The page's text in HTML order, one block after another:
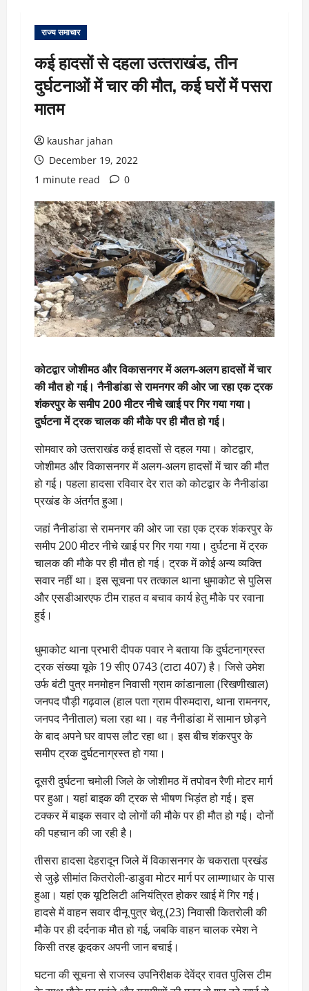
राज्य समाचार
कई हादसों से दहला उत्‍तराखंड, तीन
दुर्घटनाओं में चार की मौत, कई घरों में पसरा
मातम
kaushar jahan
December 19, 2022
1 minute read
0
कोटद्वार जोशीमठ और विकासनगर में अलग-अलग हादसों में चार
की मौत हो गई। नैनीडांडा से रामनगर की ओर जा रहा एक ट्रक
शंकरपुर के समीप 200 मीटर नीचे खाई पर गिर गया गया।
दुर्घटना में ट्रक चालक की मौके पर ही मौत हो गई।
सोमवार को उत्‍तराखंड कई हादसों से दहल गया। कोटद्वार,
जोशीमठ और विकासनगर में अलग-अलग हादसों में चार की मौत
हो गई। पहला हादसा रविवार देर रात को कोटद्वार के नैनीडांडा
प्रखंड के अंतर्गत हुआ।
जहां नैनीडांडा से रामनगर की ओर जा रहा एक ट्रक शंकरपुर के
समीप 200 मीटर नीचे खाई पर गिर गया गया। दुर्घटना में ट्रक
चालक की मौके पर ही मौत हो गई। ट्रक में कोई अन्य व्यक्ति
सवार नहीं था। इस सूचना पर तत्काल थाना धुमाकोट से पुलिस
और एसडीआरएफ टीम राहत व बचाव कार्य हेतु मौके पर रवाना
हुई।
धुमाकोट थाना प्रभारी दीपक पवार ने बताया कि दुर्घटनाग्रस्त
ट्रक संख्या यूके 19 सीए 0743 (टाटा 407) है। जिसे उमेश
उर्फ बंटी पुत्र मनमोहन निवासी ग्राम कांडानाला (रिखणीखाल)
जनपद पौड़ी गढ़वाल (हाल पता ग्राम पीरुमदारा, थाना रामनगर,
जनपद नैनीताल) चला रहा था। वह नैनीडांडा में सामान छोड़ने
के बाद अपने घर वापस लौट रहा था। इस बीच शंकरपुर के
समीप ट्रक दुर्घटनाग्रस्त हो गया।
दूसरी दुर्घटना चमोली जिले के जोशीमठ में तपोवन रैणी मोटर मार्ग
पर हुआ। यहां बाइक की ट्रक से भीषण भिड़ंत हो गई। इस
टक्कर में बाइक सवार दो लोगों की मौके पर ही मौत हो गई। दोनों
की पहचान की जा रही है।
तीसरा हादसा देहरादून जिले में विकासनगर के चकराता प्रखंड
से जुड़े सीमांत कितरोली-डाडुवा मोटर मार्ग पर लाम्णाधार के पास
हुआ। यहां एक यूटिलिटी अनियंत्रित होकर खाई में गिर गई।
हादसे में वाहन सवार दीनू पुत्र चेतू (23) निवासी कितरोली की
मौके पर ही दर्दनाक मौत हो गई, जबकि वाहन चालक रमेश ने
किसी तरह कूदकर अपनी जान बचाई।
घटना की सूचना से राजस्व उपनिरीक्षक देवेंद्र रावत पुलिस टीम